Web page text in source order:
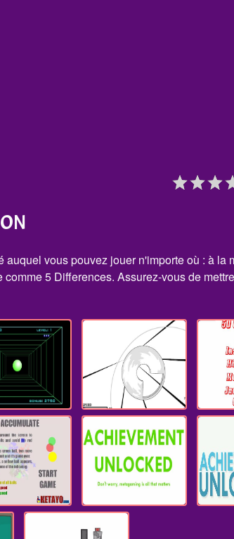
vous pouvez jouer n'importe où : à la
5 Differences. Assurez-vous de